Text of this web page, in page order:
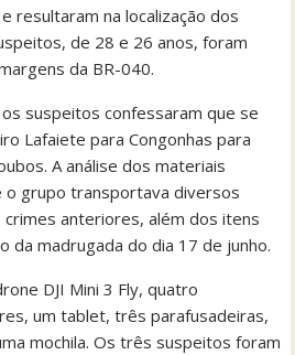
resultaram na localização dos
de 28 e 26 anos, foram
da BR-040.
suspeitos confessaram que se
Lafaiete para Congonhas para
A análise dos materiais
o grupo transportava diversos
anteriores, além dos itens
da madrugada do dia 17 de junho.
DJI Mini 3 Fly, quatro
um tablet, três parafusadeiras,
mochila. Os três suspeitos foram